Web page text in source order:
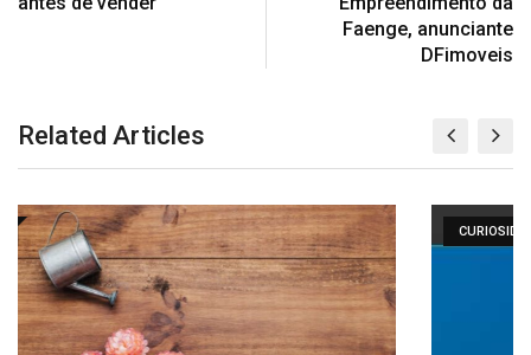
Faenge, anunciante
DFimoveis
Related Articles
CURIOSIDADES DF